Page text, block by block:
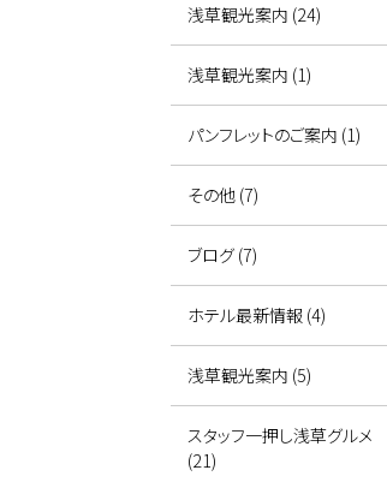
浅草観光案内 (24)
浅草観光案内 (1)
パンフレットのご案内 (1)
その他 (7)
ブログ (7)
ホテル最新情報 (4)
浅草観光案内 (5)
スタッフ一押し浅草グルメ
(21)